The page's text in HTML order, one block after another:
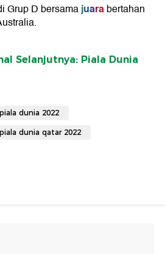
Grup D bersamajuarabertahan
Selanjutnya: Piala Dunia
piala dunia 2022
piala dunia qatar 2022